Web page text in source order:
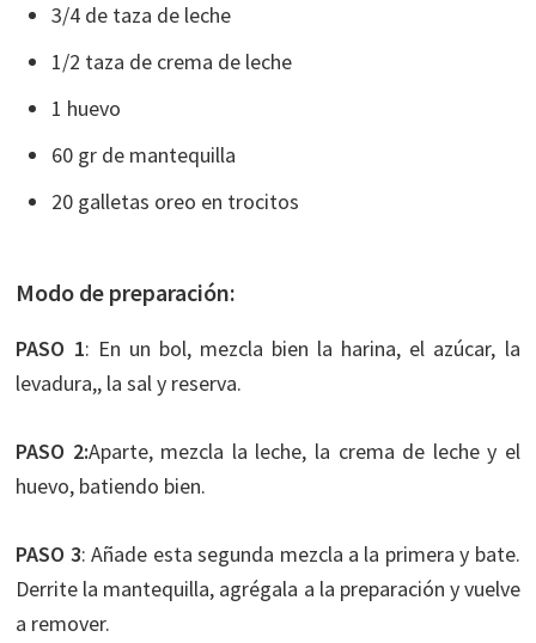
3/4 de taza de leche
1/2 taza de crema de leche
1 huevo
60 gr de mantequilla
20 galletas oreo en trocitos
Modo de preparación:
PASO 1: En un bol, mezcla bien la harina, el azúcar, la
levadura,, la sal y reserva.
PASO 2:Aparte, mezcla la leche, la crema de leche y el
huevo, batiendo bien.
PASO 3: Añade esta segunda mezcla a la primera y bate.
Derrite la mantequilla, agrégala a la preparación y vuelve
a remover.